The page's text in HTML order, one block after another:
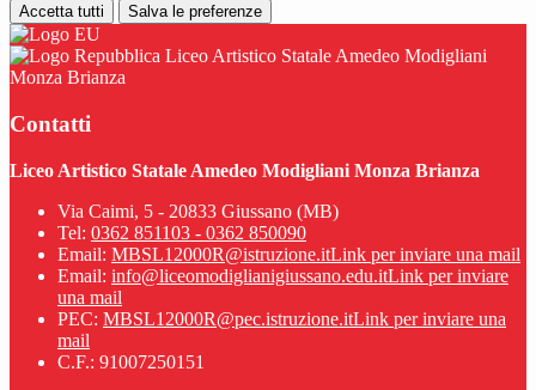
Accetta tutti Salva le preferenze
Liceo Artistico Statale Amedeo Modigliani
Monza Brianza
Contatti
Liceo Artistico Statale Amedeo Modigliani Monza Brianza
Via Caimi, 5 - 20833 Giussano (MB)
Tel: 0362 851103 - 0362 850090
Email: MBSL12000R@istruzione.itLink per inviare una mail
Email: info@liceomodiglianigiussano.edu.itLink per inviare
una mail
PEC: MBSL12000R@pec.istruzione.itLink per inviare una
mail
C.F.: 91007250151